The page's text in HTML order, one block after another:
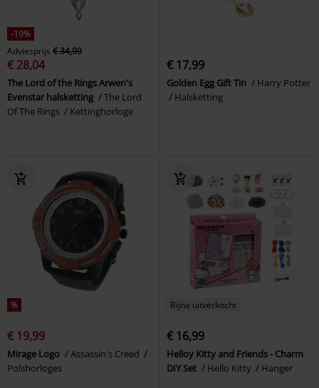
-19%
Adviesprijs € 34,99
€ 28,04
The Lord of the Rings Arwen's
Evenstar halsketting
The Lord
Of The Rings
Kettinghorloge
€ 17,99
Golden Egg Gift Tin
Harry Potter
Halsketting
%
€ 19,99
Mirage Logo
Assassin's Creed
Polshorloges
Bijna uitverkocht
€ 16,99
Helloy Kitty and Friends - Charm
DIY Set
Hello Kitty Hanger